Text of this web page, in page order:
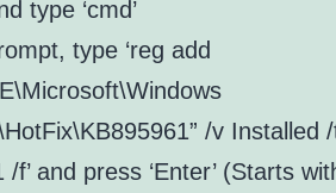
type ‘cmd’
type ‘reg add
/v Installed
f’ and press ‘Enter’ (Starts